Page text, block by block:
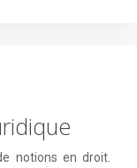
notions en droit.